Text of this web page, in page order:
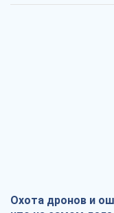
Охота дронов и